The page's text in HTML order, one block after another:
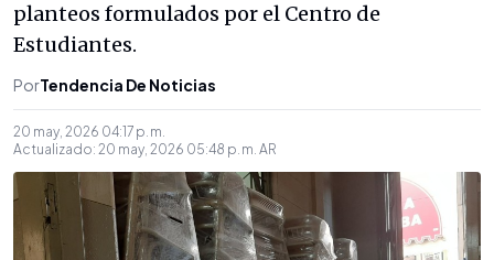
planteos formulados por el Centro de
Estudiantes.
PorTendencia De Noticias
20 may, 2026 04:17 p. m.
Actualizado: 20 may, 2026 05:48 p. m. AR